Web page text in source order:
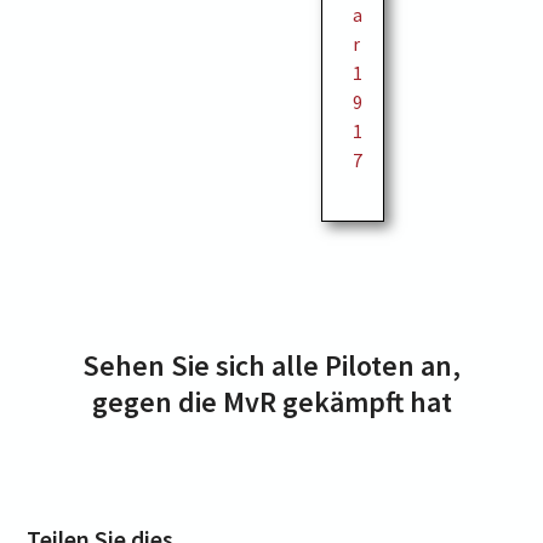
a
r
1
9
1
7
Sehen Sie sich alle Piloten an,
gegen die MvR gekämpft hat